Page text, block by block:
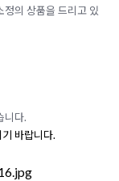
정의 상품을 드리고 있
니다.
바랍니다.